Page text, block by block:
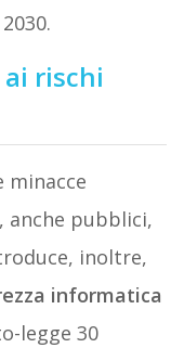
rischi
minacce
pubblici,
inoltre,
informatica
legge 30